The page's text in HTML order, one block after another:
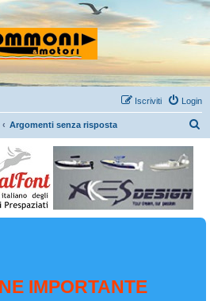
Login
Iscriviti
Argomenti senza risposta
IMPORTANTE